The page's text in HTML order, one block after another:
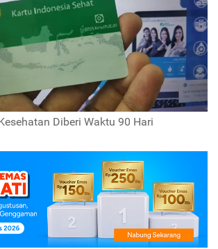
Diberi Waktu 90 Hari